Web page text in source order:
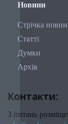
Новини
Стрічка новин
Статті
Думки
Архів
Контакти:
З питань